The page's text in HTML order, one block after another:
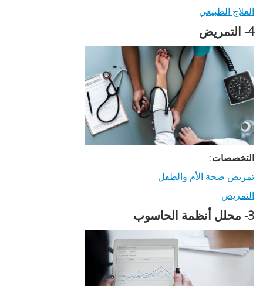
العلاج الطبيعي
4- التمريض
التخصصات:
تمريض صحة الأم والطفل
التمريض
3- محلل أنظمة الحاسوب